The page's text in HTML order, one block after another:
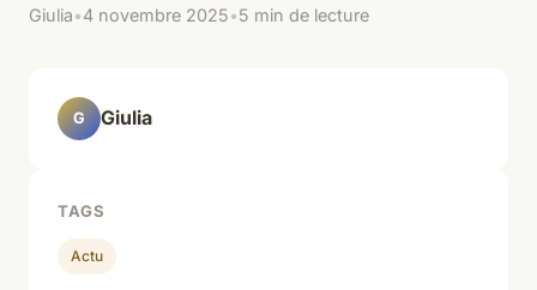
Giulia•4 novembre 2025•5 min de lecture
G Giulia
TAGS
Actu